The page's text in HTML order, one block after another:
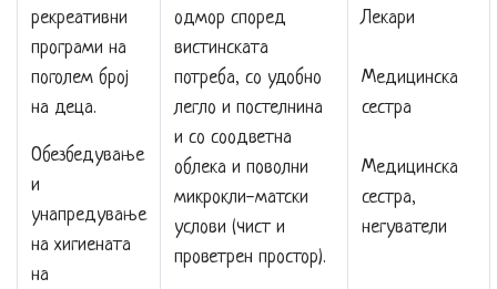
рекреативни
програми на
поголем број
на деца.
Обезбедување
и
унапредување
на хигиената
на
одмор според
вистинската
потреба, со удобно
легло и постелнина
и со соодветна
облека и поволни
микрокли-матски
услови (чист и
проветрен простор).
Лекари
Медицинска
сестра
Медицинска
сестра,
негуватели